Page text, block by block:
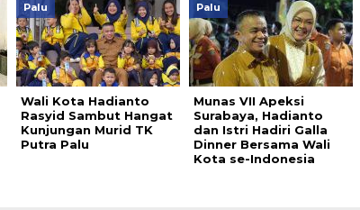
Palu
Wali Kota Hadianto
Rasyid Sambut Hangat
Kunjungan Murid TK
Putra Palu
Palu
Munas VII Apeksi
Surabaya, Hadianto
dan Istri Hadiri Galla
Dinner Bersama Wali
Kota se-Indonesia